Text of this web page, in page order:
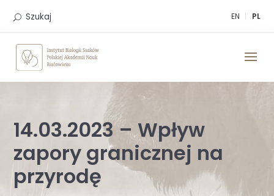
EN PL
Szukaj
14.03.2023 – Wpływ
zapory granicznej na
przyrodę